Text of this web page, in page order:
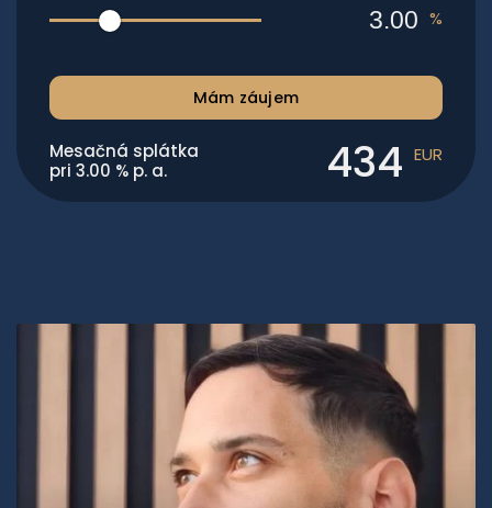
%
Mám záujem
Mesačná splátka
pri 3.00 % p. a. 434 EUR